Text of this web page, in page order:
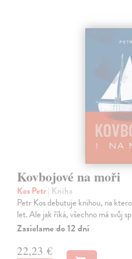
Kovbojové na moři
Kos Petr| Kniha
Petr Kos debutuje knihou, na
let. Ale jak říká, všechno má svůj
Zasielame do 12 dní
22,23 €